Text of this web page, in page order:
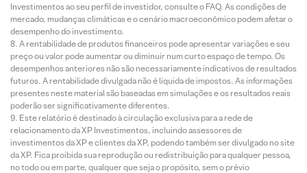
Investimentos ao seu perfil de investidor, consulte o FAQ. As condições de
mercado, mudanças climáticas e o cenário macroeconômico podem afetar o
desempenho do investimento.
A rentabilidade de produtos financeiros pode apresentar variações e seu
preço ou valor pode aumentar ou diminuir num curto espaço de tempo. Os
desempenhos anteriores não são necessariamente indicativos de resultados
futuros. A rentabilidade divulgada não é líquida de impostos. As informações
presentes neste material são baseadas em simulações e os resultados reais
poderão ser significativamente diferentes.
Este relatório é destinado à circulação exclusiva para a rede de
relacionamento da XP Investimentos, incluindo assessores de
investimentos da XP e clientes da XP, podendo também ser divulgado no site
da XP. Fica proibida sua reprodução ou redistribuição para qualquer pessoa,
no todo ou em parte, qualquer que seja o propósito, sem o prévio